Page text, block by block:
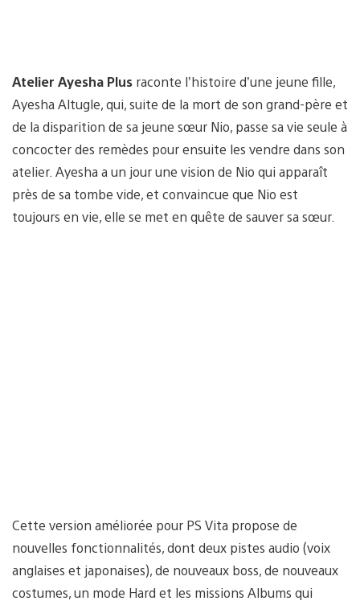
Atelier Ayesha Plus raconte l’histoire d’une jeune fille,
Ayesha Altugle, qui, suite de la mort de son grand-père et
de la disparition de sa jeune sœur Nio, passe sa vie seule à
concocter des remèdes pour ensuite les vendre dans son
atelier. Ayesha a un jour une vision de Nio qui apparaît
près de sa tombe vide, et convaincue que Nio est
toujours en vie, elle se met en quête de sauver sa sœur.
Cette version améliorée pour PS Vita propose de
nouvelles fonctionnalités, dont deux pistes audio (voix
anglaises et japonaises), de nouveaux boss, de nouveaux
costumes, un mode Hard et les missions Albums qui